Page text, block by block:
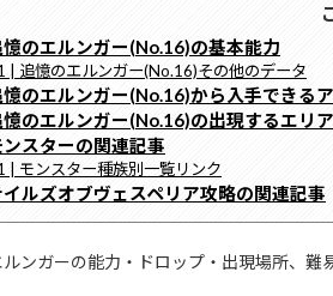
憶のエルンガー(No.16)の基本能力
| 追憶のエルンガー(No.16)その他のデータ
憶のエルンガー(No.16)から入手できる
憶のエルンガー(No.16)の出現するエリア
ンスターの関連記事
| モンスター種族別一覧リンク
イルズオブヴェスペリア攻略の関連記事
ンガーの能力・ドロップ・出現場所、難